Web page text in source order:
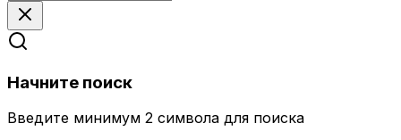
Начните поиск
Введите минимум 2 символа для поиска